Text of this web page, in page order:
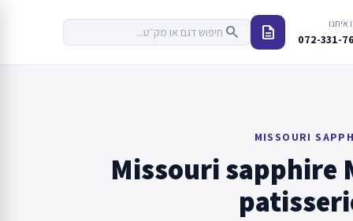
איתנו
072-331-
description
search
MISSOURI
Missouri sapphire